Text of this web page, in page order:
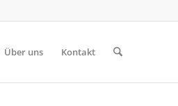
Über uns Kontakt